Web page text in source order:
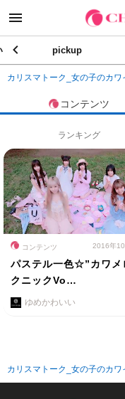
pickup
カリスマトーク_女の子のカ
コンテンツ
ランキング
コンテンツ 2016年10
パステル一色☆”カワメ
クニックVo…
ゆめかわいい
カリスマトーク_女の子のカ